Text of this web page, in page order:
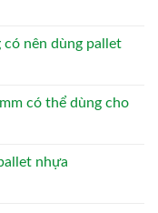
có nên dùng pallet
có thể dùng cho
nhựa